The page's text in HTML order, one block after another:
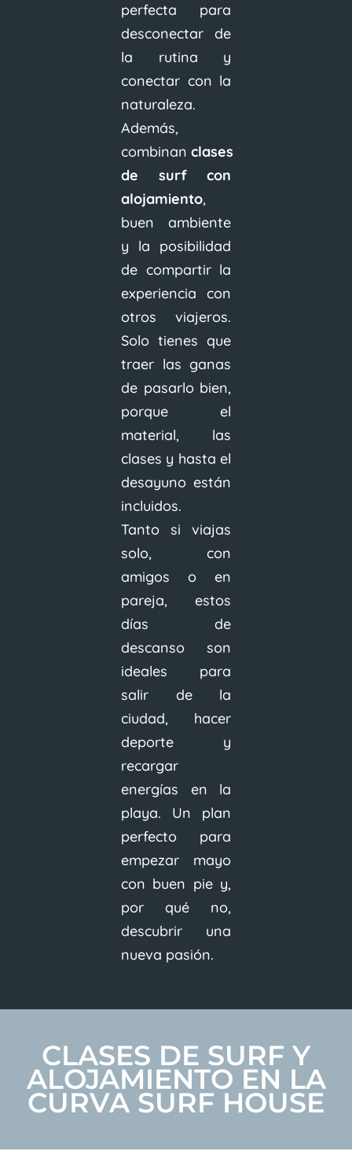
perfecta para
desconectar de
la rutina y
conectar con la
naturaleza.
Además,
combinan clases
de surf con
alojamiento,
buen ambiente
y la posibilidad
de compartir la
experiencia con
otros viajeros.
Solo tienes que
traer las ganas
de pasarlo bien,
porque el
material, las
clases y hasta el
desayuno están
incluidos.
Tanto si viajas
solo, con
amigos o en
pareja, estos
días de
descanso son
ideales para
salir de la
ciudad, hacer
deporte y
recargar
energías en la
playa. Un plan
perfecto para
empezar mayo
con buen pie y,
por qué no,
descubrir una
nueva pasión.
CLASES DE SURF Y
ALOJAMIENTO EN LA
CURVA SURF HOUSE